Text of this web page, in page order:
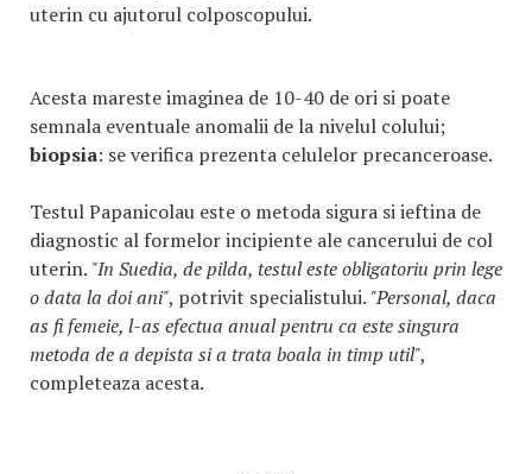
uterin cu ajutorul colposcopului.
Acesta mareste imaginea de 10-40 de ori si poate
semnala eventuale anomalii de la nivelul colului;
biopsia: se verifica prezenta celulelor precanceroase.
Testul Papanicolau este o metoda sigura si ieftina de
diagnostic al formelor incipiente ale cancerului de col
uterin. "In Suedia, de pilda, testul este obligatoriu prin lege
o data la doi ani", potrivit specialistului. "Personal, daca
as fi femeie, l-as efectua anual pentru ca este singura
metoda de a depista si a trata boala in timp util",
completeaza acesta.